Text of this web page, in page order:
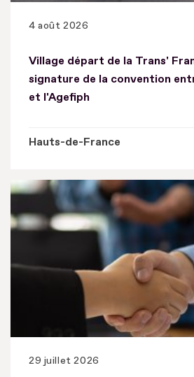
4 août 2026
Village départ de la Trans'
signature de la convention
et l'Agefiph
Hauts-de-France
29 juillet 2026